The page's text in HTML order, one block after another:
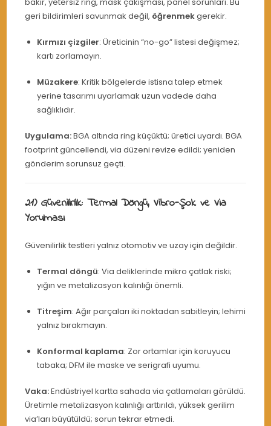
bakır, yetersiz ring, mask çakışması, panel sorunları. Bu
geri bildirimleri savunmak değil, öğrenmekgerekir.
Kırmızı çizgiler: Üreticinin “no-go” listesi değişmez;
kartı zorlamayın.
Müzakere: Kritik bölgelerde istisna talep etmek
yerine tasarımı uyarlamak uzun vadede daha
sağlıklıdır.
Uygulama:BGA altında ring küçüktü; üretici uyardı. BGA
footprint güncellendi, via düzeni revize edildi; yeniden
gönderim sorunsuz geçti.
21) Güvenilirlik: Termal Döngü, Vibro-Şok ve Via
Yorulması
Güvenilirlik testleri yalnız otomotiv ve uzay için değildir.
Termal döngü: Via deliklerinde mikro çatlak riski;
yığın ve metalizasyon kalınlığı önemli.
Titreşim: Ağır parçaları iki noktadan sabitleyin; lehimi
yalnız bırakmayın.
Konformal kaplama: Zor ortamlar için koruyucu
tabaka; DFM ile maske ve serigrafi uyumu.
Vaka:Endüstriyel kartta sahada via çatlamaları görüldü.
Üretimle metalizasyon kalınlığı arttırıldı, yüksek gerilim
via’ları büyütüldü; sorun tekrar etmedi.